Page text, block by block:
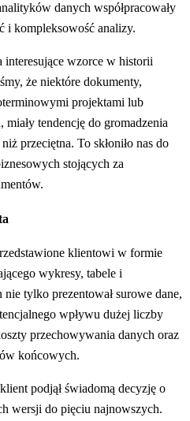
danych współpracowały
i kompleksowość analizy.
interesujące wzorce w historii
że niektóre dokumenty,
projektami lub
tendencję do gromadzenia
przeciętna. To skłoniło nas do
stojących za
klientowi w formie
wykresy, tabele i
tylko prezentował surowe dane,
wpływu dużej liczby
przechowywania danych oraz
końcowych.
podjął świadomą decyzję o
wersji do pięciu najnowszych.